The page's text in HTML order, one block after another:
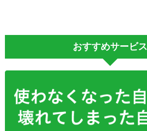
おすすめサービス